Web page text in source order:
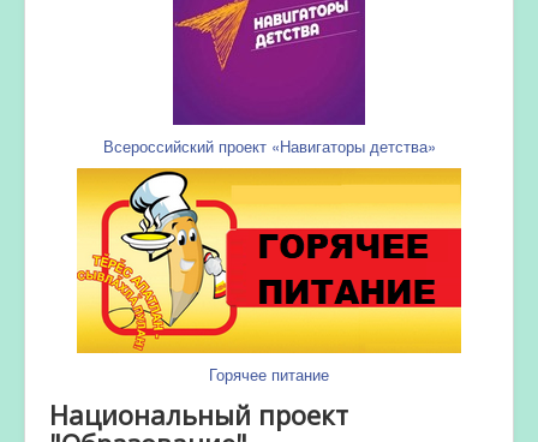
Всероссийский проект «Навигаторы детства»
Горячее питание
Национальный проект